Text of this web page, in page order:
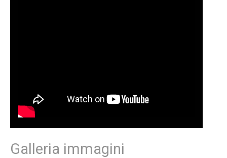
Galleria immagini